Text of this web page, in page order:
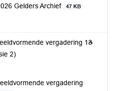
Gelders Archief
47 KB
vergadering 13
2)
vergadering